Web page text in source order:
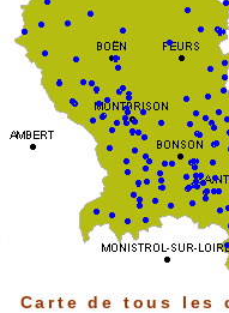
Carte de tous les